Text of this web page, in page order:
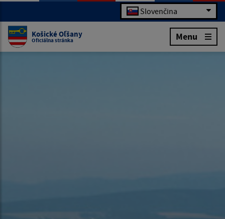
Slovenčina
Košické Oľšany
Oficiálna stránka Menu